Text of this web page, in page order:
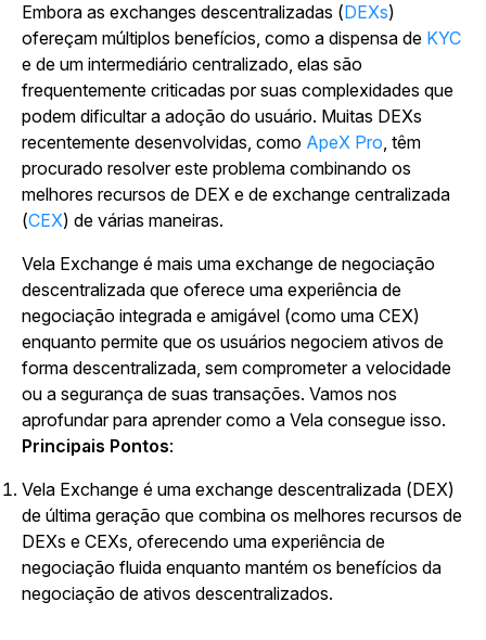
Embora as exchanges descentralizadas (DEXs)
ofereçam múltiplos benefícios, como a dispensa de KYC
e de um intermediário centralizado, elas são
frequentemente criticadas por suas complexidades que
podem dificultar a adoção do usuário. Muitas DEXs
recentemente desenvolvidas, como ApeX Pro, têm
procurado resolver este problema combinando os
melhores recursos de DEX e de exchange centralizada
(CEX) de várias maneiras.
Vela Exchange é mais uma exchange de negociação
descentralizada que oferece uma experiência de
negociação integrada e amigável (como uma CEX)
enquanto permite que os usuários negociem ativos de
forma descentralizada, sem comprometer a velocidade
ou a segurança de suas transações. Vamos nos
aprofundar para aprender como a Vela consegue isso.
Principais Pontos:
Vela Exchange é uma exchange descentralizada (DEX)
de última geração que combina os melhores recursos de
DEXs e CEXs, oferecendo uma experiência de
negociação fluida enquanto mantém os benefícios da
negociação de ativos descentralizados.